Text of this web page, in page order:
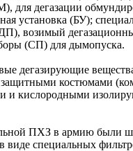
для дегазации
установка (БУ);
возимый
(СП) для дымопуска.
дегазирующие
защитными костюмами
и кислородными
ПХЗ в армию были
виде специальных